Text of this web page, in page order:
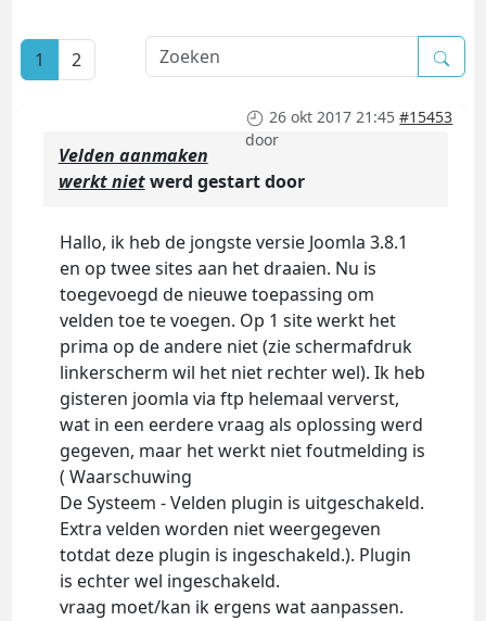
1 2
26 okt 2017 21:45 #15453
door
Velden aanmaken
werkt nietwerd gestart door
Hallo, ik heb de jongste versie Joomla 3.8.1
en op twee sites aan het draaien. Nu is
toegevoegd de nieuwe toepassing om
velden toe te voegen. Op 1 site werkt het
prima op de andere niet (zie schermafdruk
linkerscherm wil het niet rechter wel). Ik heb
gisteren joomla via ftp helemaal ververst,
wat in een eerdere vraag als oplossing werd
gegeven, maar het werkt niet foutmelding is
( Waarschuwing
De Systeem - Velden plugin is uitgeschakeld.
Extra velden worden niet weergegeven
totdat deze plugin is ingeschakeld.). Plugin
is echter wel ingeschakeld.
vraag moet/kan ik ergens wat aanpassen.